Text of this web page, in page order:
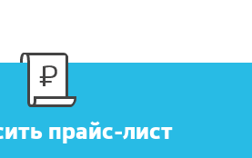
прайс-лист